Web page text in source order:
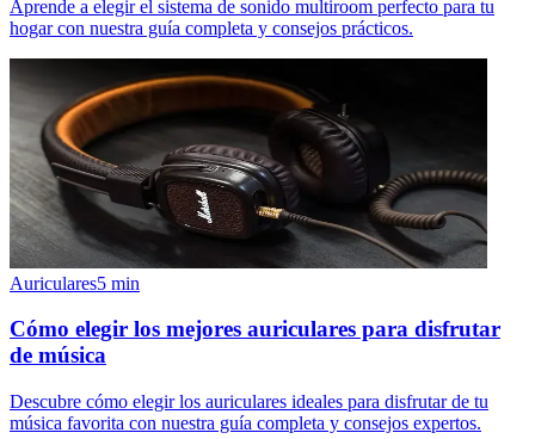
Aprende a elegir el sistema de sonido multiroom perfecto para tu
hogar con nuestra guía completa y consejos prácticos.
Auriculares5 min
Cómo elegir los mejores auriculares para disfrutar
de música
Descubre cómo elegir los auriculares ideales para disfrutar de tu
música favorita con nuestra guía completa y consejos expertos.